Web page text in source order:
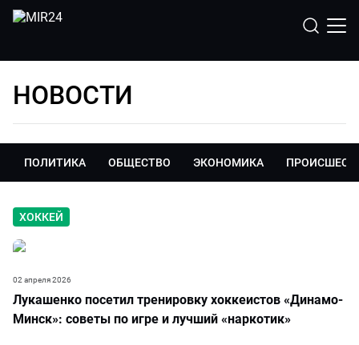
НОВОСТИ
ПОЛИТИКА ОБЩЕСТВО ЭКОНОМИКА
ХОККЕЙ
Лукашенко посетил тренировку хоккеистов «Динамо-
Минск»: советы по игре и лучший «наркотик»
02 апреля 2026